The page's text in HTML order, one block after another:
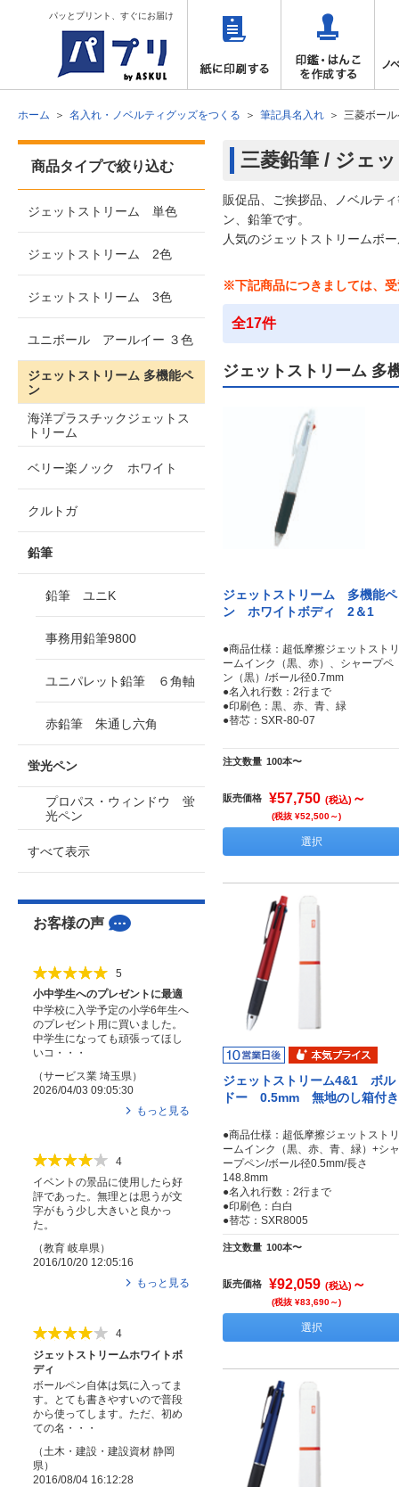
パッとプリント、すぐにお届け
ホーム 名入れ・ノベルティグッズをつくる 筆記具名入れ 三菱ボー
三菱鉛筆 / ジェ
販促品、ご挨拶品、ノベルテ
ン、鉛筆です。
人気のジェットストリームボ
※下記商品につきましては、
全17件
ジェットストリーム 多
ジェットストリーム 多機能ペ
ン ホワイトボディ 2＆1
●商品仕様：超低摩擦ジェットストリ
ームインク（黒、赤）、シャープペ
ン（黒）/ボール径0.7mm
●名入れ行数：2行まで
●印刷色：黒、赤、青、緑
●替芯：SXR-80-07
注文数量 100本〜
販売価格 ¥57,750 (税込) ～
(税抜 ¥52,500～)
選択
ジェットストリーム4&1 ボル
ドー 0.5mm 無地のし箱付き
●商品仕様：超低摩擦ジェットストリ
ームインク（黒、赤、青、緑）+シャ
ープペン/ボール径0.5mm/長さ
148.8mm
●名入れ行数：2行まで
●印刷色：白白
●替芯：SXR8005
注文数量 100本〜
販売価格 ¥92,059 (税込) ～
(税抜 ¥83,690～)
選択
商品タイプで絞り込む
ジェットストリーム 単色
ジェットストリーム 2色
ジェットストリーム 3色
ユニボール アールイー ３色
ジェットストリーム 多機能ペ
ン
海洋プラスチックジェットス
トリーム
ベリー楽ノック ホワイト
クルトガ
鉛筆
鉛筆 ユニK
事務用鉛筆9800
ユニパレット鉛筆 ６角軸
赤鉛筆 朱通し六角
蛍光ペン
プロパス・ウィンドウ 蛍
光ペン
すべて表示
お客様の声
5
小中学生へのプレゼントに最適
中学校に入学予定の小学6年生へ
のプレゼント用に買いました。
中学生になっても頑張ってほし
いコ・・・
（サービス業 埼玉県 ）
2026/04/03 09:05:30
もっと見る
4
イベントの景品に使用したら好
評であった。無理とは思うが文
字がもう少し大きいと良かっ
た。
（教育 岐阜県）
2016/10/20 12:05:16
もっと見る
4
ジェットストリームホワイトボ
ディ
ボールペン自体は気に入ってま
す。とても書きやすいので普段
から使ってします。ただ、初め
ての名・・・
（ 土木・建設・建設資材 静岡
県 ）
2016/08/04 16:12:28